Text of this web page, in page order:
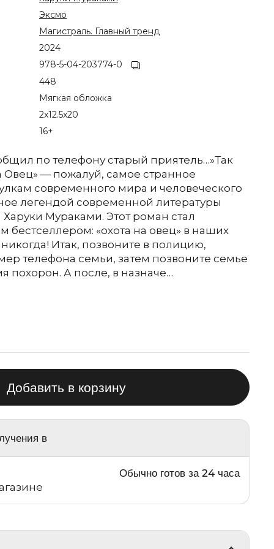
Эксмо
Магистраль. Главный тренд
2024
978-5-04-203774-0
448
Мягкая обложка
2x12.5x20
16+
по телефону старый приятель…»Так
Овец» — пожалуй, самое странное
современного мира и человеческого
легендой современной литературы
Мураками. Этот роман стал
«охота на овец» в наших
Итак, позвоните в полицию,
телефона семьи, затем позвоните семье
похорон. А после, в назначе…
цена
Добавить в корзину
в
Обычно готов за 24 часа